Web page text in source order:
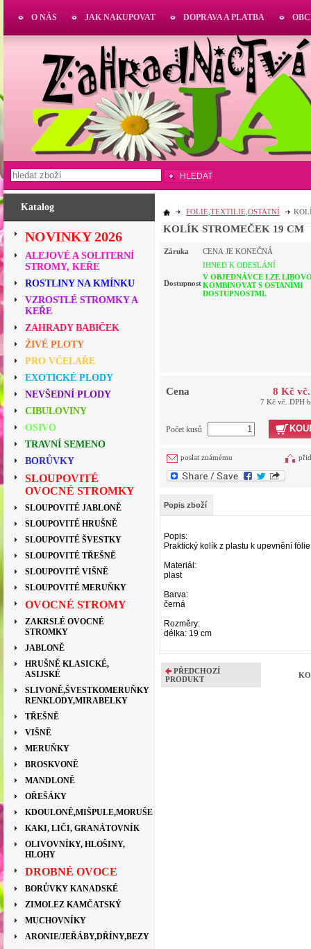
Katalog
NOVINKY 2026
ALEJOVÉ A SOLITERNÍ
STROMY, KEŘE
ROSTLINY NA KMÍNKU
VZROSTLÉ STROMKY A
KEŘE
ZAHRADY BABIČEK
ŽIVÉ PLOTY
PRO VČELAŘE
EXOTICKÉ PLODY
NEVŠEDNÍ PLODY
CIBULOVINY
OSIVO
TRAVNÍ SEMENO
BORŮVKY
SLOUPOVITÉ
OVOCNÉ STROMKY
SLOUPOVITÉ JABLONĚ
SLOUPOVITÉ HRUŠNĚ
SLOUPOVITÉ ŠVESTKY
SLOUPOVITÉ TŘEŠNĚ
SLOUPOVITÉ VIŠNĚ
SLOUPOVITÉ MERUŇKY
OVOCNÉ STROMY
ZAKRSLÉ OVOCNÉ
STROMKY
JABLONĚ
HRUŠNĚ KLASICKÉ,
ASIJSKÉ
SLIVONĚ,ŠVESTKOMERUŇKY
RENKLODY,MIRABELKY
TŘEŠNĚ
VIŠNĚ
MERUŇKY
BROSKVONĚ
MANDLONĚ
OŘEŠÁKY
KDOULONĚ,MIŠPULE,MORUŠE
KAKI, LIČI, GRANÁTOVNÍK
OLIVOVNÍKY, HLOŠINY,
HLOHY
DROBNÉ OVOCE
BORŮVKY KANADSKÉ
ZIMOLEZ KAMČATSKÝ
MUCHOVNÍKY
ARONIE/JEŘÁBY,DŘÍNY,BEZY
FOLIE,TEXTILIE,OSTATNÍ
KOLÍK STROMEČEK 19 CM
Záruka CENA JE KONEČNÁ
Dostupnost
IHNED K ODESLÁNÍ
V OBJEDNÁVCE LZE
KOMBINOVAT S OSTANÍMI
DOSTUPNOSTMI.
Cena 8 Kč
7 Kč vč. DPH
Počet kusů
poslat známému
Popis zboží
Popis:
Praktický kolík z plastu k upevnění
Materiál:
plast
Barva:
černá
Rozměry:
délka: 19 cm
PŘEDCHOZÍ
PRODUKT
O NÁS JAK NAKUPOVAT DOPRAVA A PLATBA
HLEDAT